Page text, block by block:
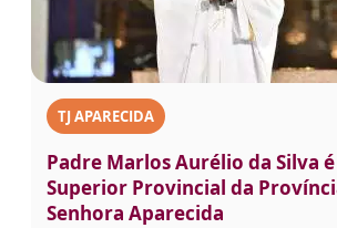
TJ APARECIDA
Padre Marlos Aurélio da Silva
Superior Provincial da
Senhora Aparecida